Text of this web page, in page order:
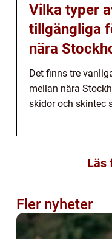
Vilka typer
tillgängliga
nära
Det finns tre
mellan nära
skidor och skintec
Läs
Fler nyheter